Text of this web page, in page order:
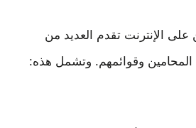
على الإنترنت تقدم العديد من
المحامين وقوائمهم. وتشمل هذه: